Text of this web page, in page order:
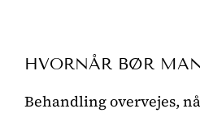
HVORNÅR BØR
Behandling overvejes,